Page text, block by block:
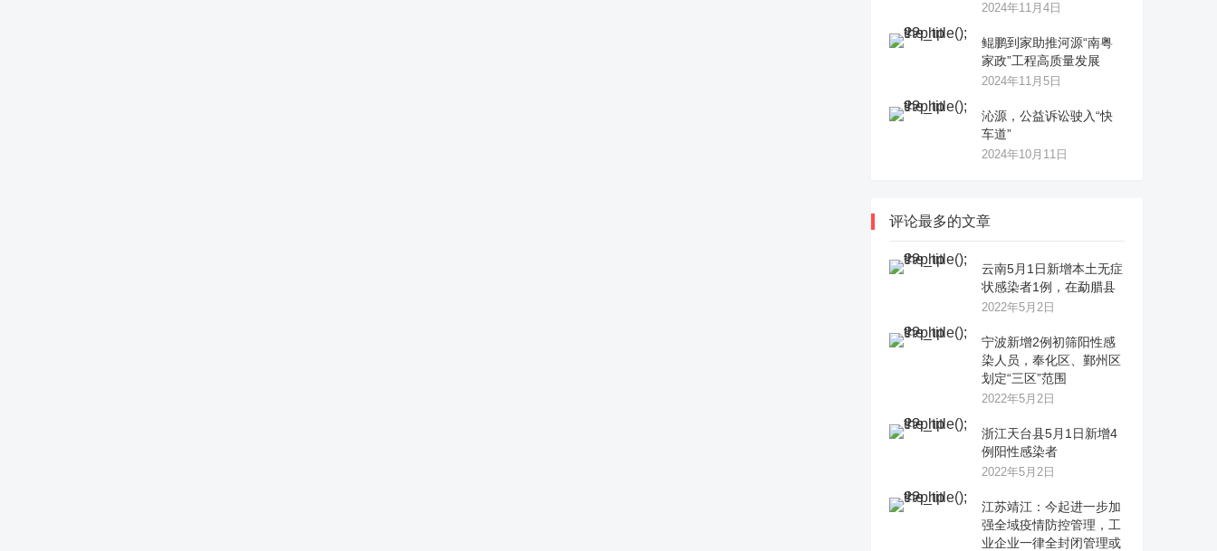
2024年11月4日
鲲鹏到家助推河源“南粤
家政”工程高质量发展
2024年11月5日
沁源，公益诉讼驶入“快
车道”
2024年10月11日
评论最多的文章
云南5月1日新增本土无症
状感染者1例，在勐腊县
2022年5月2日
宁波新增2例初筛阳性感
染人员，奉化区、鄞州区
划定“三区”范围
2022年5月2日
浙江天台县5月1日新增4
例阳性感染者
2022年5月2日
江苏靖江：今起进一步加
强全域疫情防控管理，工
业企业一律全封闭管理或